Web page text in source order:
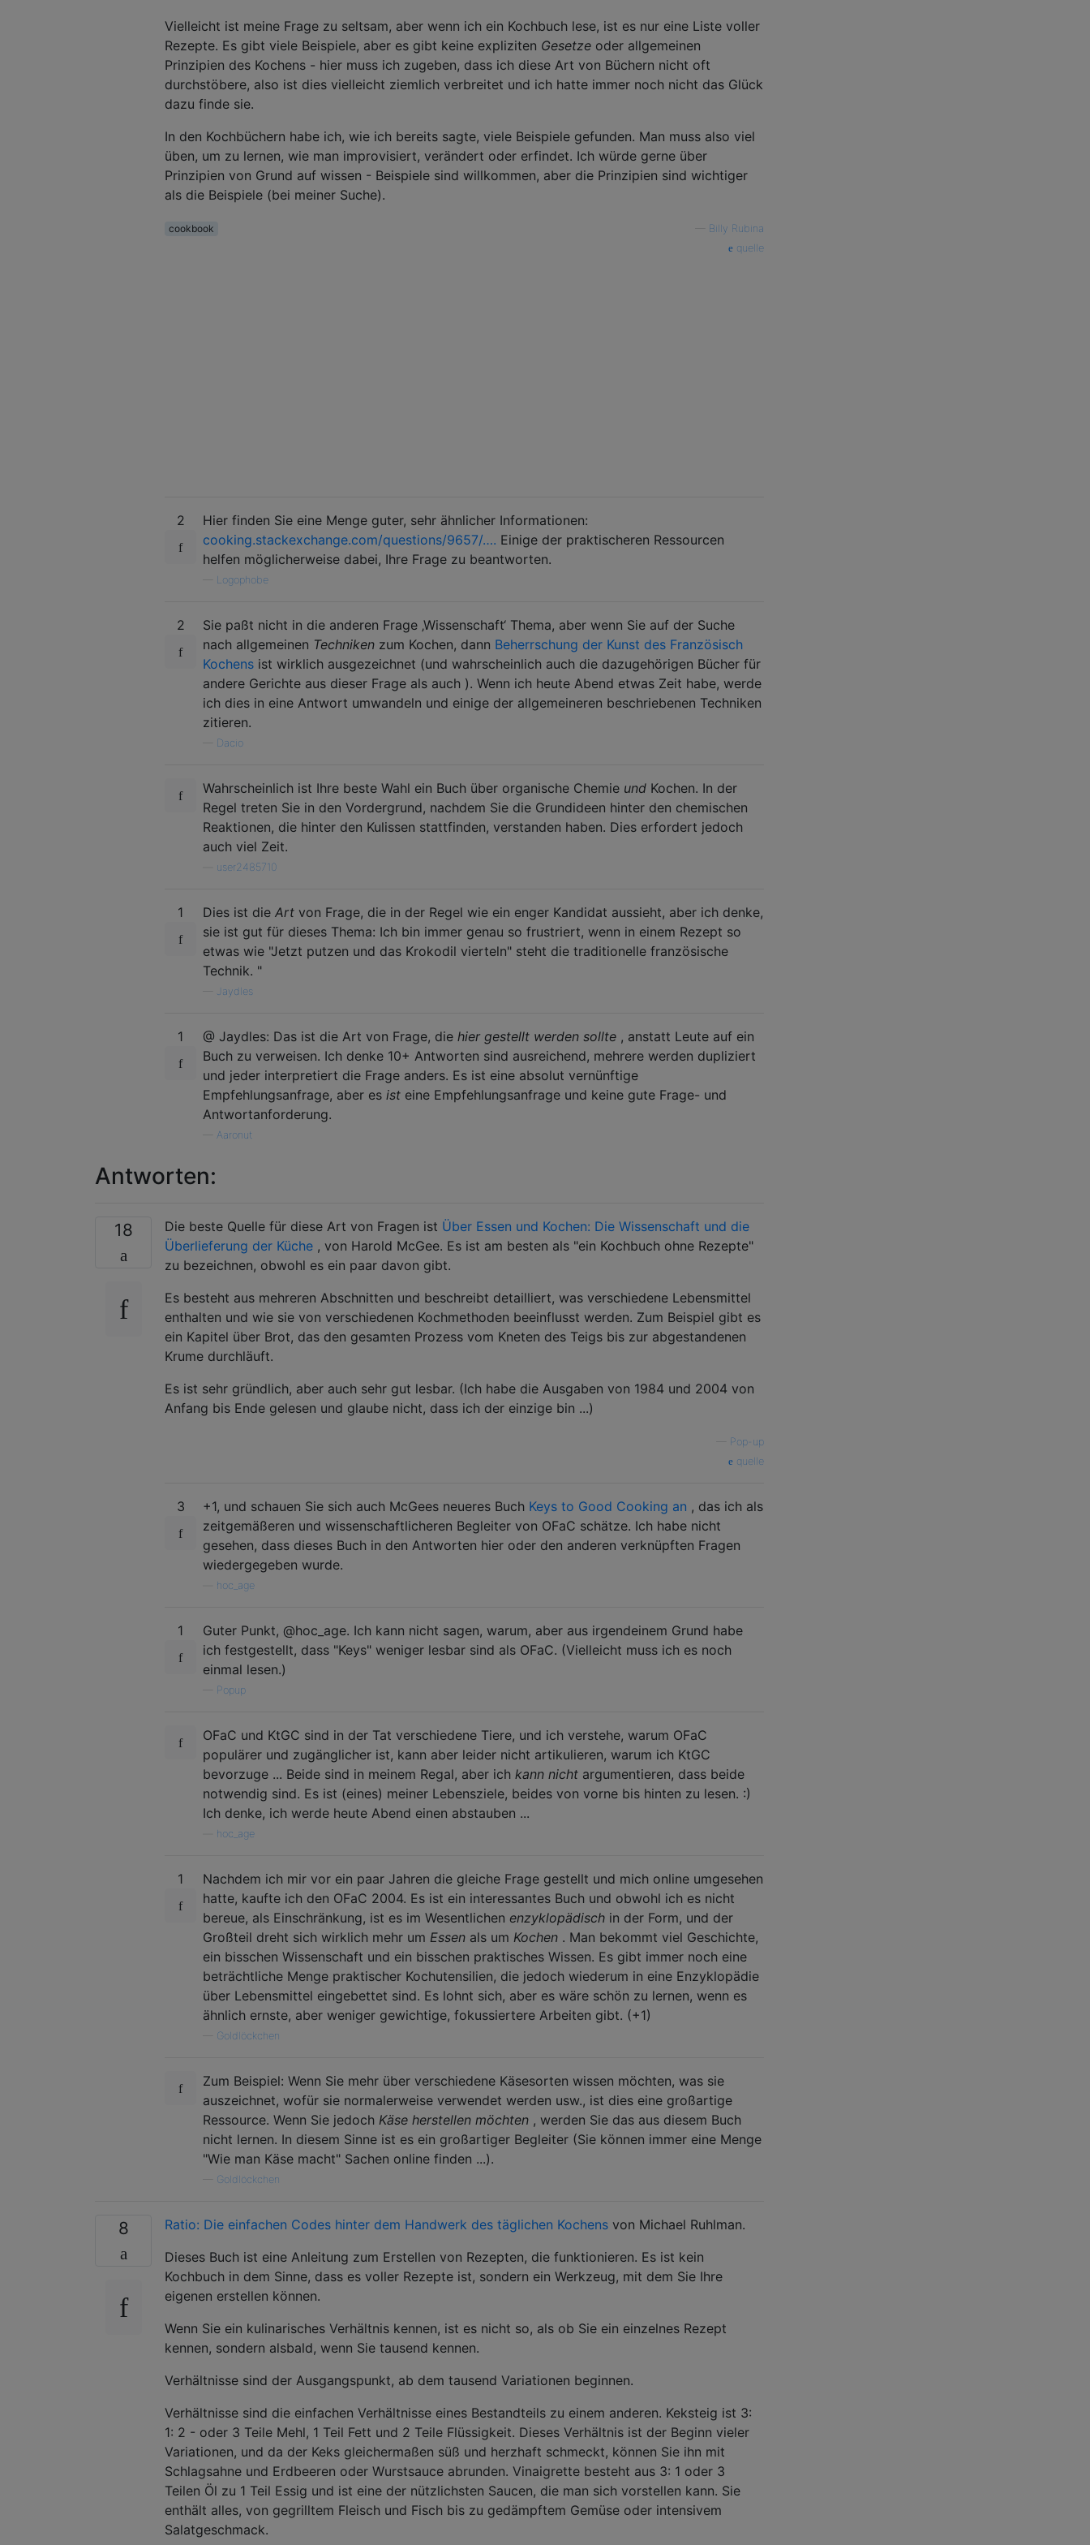
Vielleicht ist meine Frage zu seltsam, aber wenn ich ein Kochbuch lese, ist es nur eine Liste voller
Rezepte. Es gibt viele Beispiele, aber es gibt keine expliziten Gesetze oder allgemeinen
Prinzipien des Kochens - hier muss ich zugeben, dass ich diese Art von Büchern nicht oft
durchstöbere, also ist dies vielleicht ziemlich verbreitet und ich hatte immer noch nicht das Glück
dazu finde sie.
In den Kochbüchern habe ich, wie ich bereits sagte, viele Beispiele gefunden. Man muss also viel
üben, um zu lernen, wie man improvisiert, verändert oder erfindet. Ich würde gerne über
Prinzipien von Grund auf wissen - Beispiele sind willkommen, aber die Prinzipien sind wichtiger
als die Beispiele (bei meiner Suche).
cookbook
Billy Rubina
quelle
2
Hier finden Sie eine Menge guter, sehr ähnlicher Informationen:
cooking.stackexchange.com/questions/9657/…. Einige der praktischeren Ressourcen
helfen möglicherweise dabei, Ihre Frage zu beantworten.
Logophobe
2
Sie paßt nicht in die anderen Frage ‚Wissenschaft‘ Thema, aber wenn Sie auf der Suche
nach allgemeinen Techniken zum Kochen, dann Beherrschung der Kunst des Französisch
Kochens ist wirklich ausgezeichnet (und wahrscheinlich auch die dazugehörigen Bücher für
andere Gerichte aus dieser Frage als auch ). Wenn ich heute Abend etwas Zeit habe, werde
ich dies in eine Antwort umwandeln und einige der allgemeineren beschriebenen Techniken
zitieren.
Dacio
Wahrscheinlich ist Ihre beste Wahl ein Buch über organische Chemie und Kochen. In der
Regel treten Sie in den Vordergrund, nachdem Sie die Grundideen hinter den chemischen
Reaktionen, die hinter den Kulissen stattfinden, verstanden haben. Dies erfordert jedoch
auch viel Zeit.
user2485710
1 Dies ist die Art von Frage, die in der Regel wie ein enger Kandidat aussieht, aber ich denke,
sie ist gut für dieses Thema: Ich bin immer genau so frustriert, wenn in einem Rezept so
etwas wie "Jetzt putzen und das Krokodil vierteln" steht die traditionelle französische
Technik. "
Jaydles
1 @ Jaydles: Das ist die Art von Frage, die hier gestellt werden sollte , anstatt Leute auf ein
Buch zu verweisen. Ich denke 10+ Antworten sind ausreichend, mehrere werden dupliziert
und jeder interpretiert die Frage anders. Es ist eine absolut vernünftige
Empfehlungsanfrage, aber es ist eine Empfehlungsanfrage und keine gute Frage- und
Antwortanforderung.
Aaronut
Antworten:
18 Die beste Quelle für diese Art von Fragen ist Über Essen und Kochen: Die Wissenschaft und die
Überlieferung der Küche , von Harold McGee. Es ist am besten als "ein Kochbuch ohne Rezepte"
zu bezeichnen, obwohl es ein paar davon gibt.
Es besteht aus mehreren Abschnitten und beschreibt detailliert, was verschiedene Lebensmittel
enthalten und wie sie von verschiedenen Kochmethoden beeinflusst werden. Zum Beispiel gibt es
ein Kapitel über Brot, das den gesamten Prozess vom Kneten des Teigs bis zur abgestandenen
Krume durchläuft.
Es ist sehr gründlich, aber auch sehr gut lesbar. (Ich habe die Ausgaben von 1984 und 2004 von
Anfang bis Ende gelesen und glaube nicht, dass ich der einzige bin ...)
Pop-up
quelle
3 +1, und schauen Sie sich auch McGees neueres Buch Keys to Good Cooking an , das ich als
zeitgemäßeren und wissenschaftlicheren Begleiter von OFaC schätze. Ich habe nicht
gesehen, dass dieses Buch in den Antworten hier oder den anderen verknüpften Fragen
wiedergegeben wurde.
hoc_age
1
Guter Punkt, @hoc_age. Ich kann nicht sagen, warum, aber aus irgendeinem Grund habe
ich festgestellt, dass "Keys" weniger lesbar sind als OFaC. (Vielleicht muss ich es noch
einmal lesen.)
Popup
OFaC und KtGC sind in der Tat verschiedene Tiere, und ich verstehe, warum OFaC
populärer und zugänglicher ist, kann aber leider nicht artikulieren, warum ich KtGC
bevorzuge ... Beide sind in meinem Regal, aber ich kann nicht argumentieren, dass beide
notwendig sind. Es ist (eines) meiner Lebensziele, beides von vorne bis hinten zu lesen. :)
Ich denke, ich werde heute Abend einen abstauben ...
hoc_age
1
Nachdem ich mir vor ein paar Jahren die gleiche Frage gestellt und mich online umgesehen
hatte, kaufte ich den OFaC 2004. Es ist ein interessantes Buch und obwohl ich es nicht
bereue, als Einschränkung, ist es im Wesentlichen enzyklopädisch in der Form, und der
Großteil dreht sich wirklich mehr um Essen als um Kochen . Man bekommt viel Geschichte,
ein bisschen Wissenschaft und ein bisschen praktisches Wissen. Es gibt immer noch eine
beträchtliche Menge praktischer Kochutensilien, die jedoch wiederum in eine Enzyklopädie
über Lebensmittel eingebettet sind. Es lohnt sich, aber es wäre schön zu lernen, wenn es
ähnlich ernste, aber weniger gewichtige, fokussiertere Arbeiten gibt. (+1)
Goldlöckchen
Zum Beispiel: Wenn Sie mehr über verschiedene Käsesorten wissen möchten, was sie
auszeichnet, wofür sie normalerweise verwendet werden usw., ist dies eine großartige
Ressource. Wenn Sie jedoch Käse herstellen möchten , werden Sie das aus diesem Buch
nicht lernen. In diesem Sinne ist es ein großartiger Begleiter (Sie können immer eine Menge
"Wie man Käse macht" Sachen online finden ...).
Goldlöckchen
8 Ratio: Die einfachen Codes hinter dem Handwerk des täglichen Kochens von Michael Ruhlman.
Dieses Buch ist eine Anleitung zum Erstellen von Rezepten, die funktionieren. Es ist kein
Kochbuch in dem Sinne, dass es voller Rezepte ist, sondern ein Werkzeug, mit dem Sie Ihre
eigenen erstellen können.
Wenn Sie ein kulinarisches Verhältnis kennen, ist es nicht so, als ob Sie ein einzelnes Rezept
kennen, sondern alsbald, wenn Sie tausend kennen.
Verhältnisse sind der Ausgangspunkt, ab dem tausend Variationen beginnen.
Verhältnisse sind die einfachen Verhältnisse eines Bestandteils zu einem anderen. Keksteig ist 3:
1: 2 - oder 3 Teile Mehl, 1 Teil Fett und 2 Teile Flüssigkeit. Dieses Verhältnis ist der Beginn vieler
Variationen, und da der Keks gleichermaßen süß und herzhaft schmeckt, können Sie ihn mit
Schlagsahne und Erdbeeren oder Wurstsauce abrunden. Vinaigrette besteht aus 3: 1 oder 3
Teilen Öl zu 1 Teil Essig und ist eine der nützlichsten Saucen, die man sich vorstellen kann. Sie
enthält alles, von gegrilltem Fleisch und Fisch bis zu gedämpftem Gemüse oder intensivem
Salatgeschmack.